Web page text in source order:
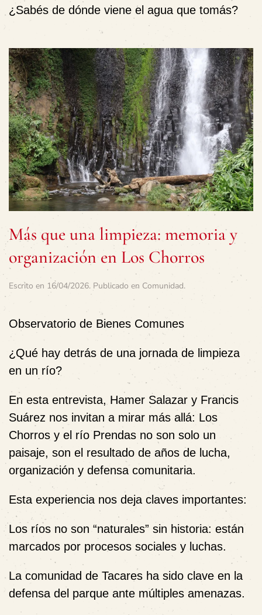
¿Sabés de dónde viene el agua que tomás?
Más que una limpieza: memoria y
organización en Los Chorros
Escrito en 16/04/2026. Publicado en Comunidad.
Observatorio de Bienes Comunes
¿Qué hay detrás de una jornada de limpieza
en un río?
En esta entrevista, Hamer Salazar y Francis
Suárez nos invitan a mirar más allá: Los
Chorros y el río Prendas no son solo un
paisaje, son el resultado de años de lucha,
organización y defensa comunitaria.
Esta experiencia nos deja claves importantes:
Los ríos no son “naturales” sin historia: están
marcados por procesos sociales y luchas.
La comunidad de Tacares ha sido clave en la
defensa del parque ante múltiples amenazas.